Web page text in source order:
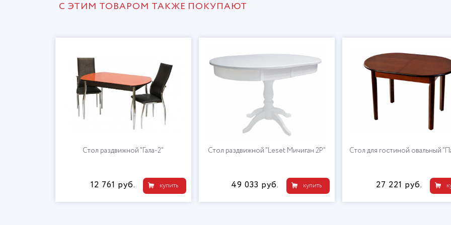
С ЭТИМ ТОВАРОМ ТАКЖЕ ПОКУПАЮТ
Стол раздвижной "Гала-2"
купить
12 761 руб.
Стол раздвижной "Leset Мичиган 2Р"
купить
49 033 руб.
Стол для гостиной овальный
27 221 руб.